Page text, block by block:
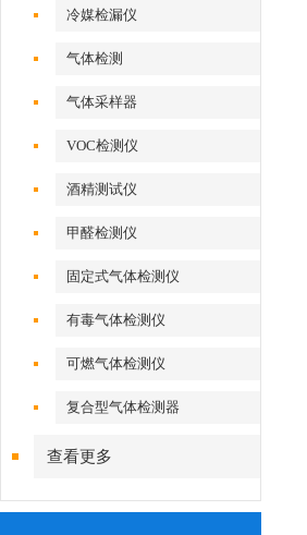
冷媒检漏仪
气体检测
气体采样器
VOC检测仪
酒精测试仪
甲醛检测仪
固定式气体检测仪
有毒气体检测仪
可燃气体检测仪
复合型气体检测器
查看更多